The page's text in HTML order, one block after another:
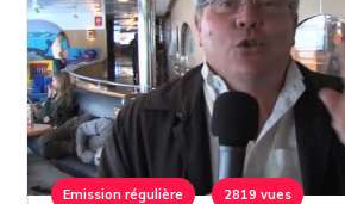
Emission régulière 2819 vues